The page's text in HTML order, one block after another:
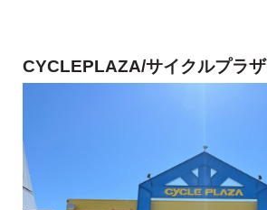
CYCLEPLAZA/サイクルプラザ